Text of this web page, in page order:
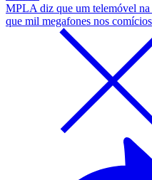
MPLA diz que um telemóvel
que mil megafones nos comícios